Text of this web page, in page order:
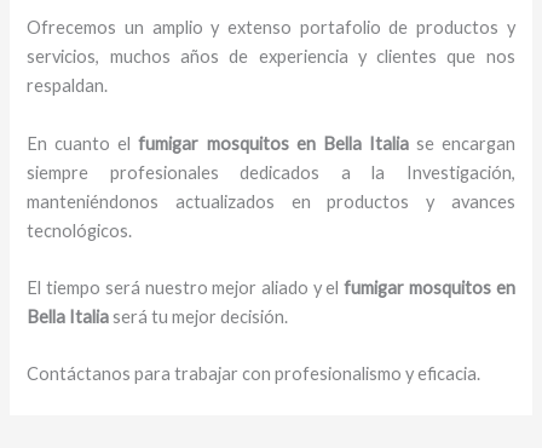
Ofrecemos un amplio y extenso portafolio de productos y
servicios, muchos años de experiencia y clientes que nos
respaldan.
En cuanto el fumigar mosquitos en Bella Italia se encargan
siempre profesionales dedicados a la Investigación,
manteniéndonos actualizados en productos y avances
tecnológicos.
El tiempo será nuestro mejor aliado y elfumigar mosquitos en
Bella Italiaserá tu mejor decisión.
Contáctanos para trabajar con profesionalismo y eficacia.